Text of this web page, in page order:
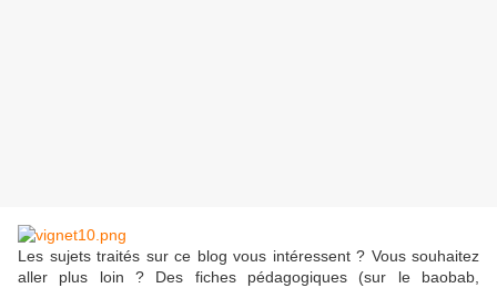
Les sujets traités sur ce blog vous intéressent ? Vous souhaitez
aller plus loin ? Des fiches pédagogiques (sur le baobab,